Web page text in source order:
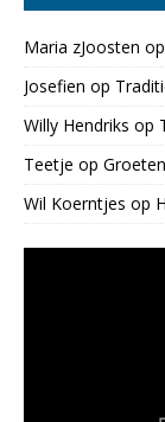
Maria zJoosten op
Josefien op
Willy Hendriks op
Teetje op
Wil Koerntjes op